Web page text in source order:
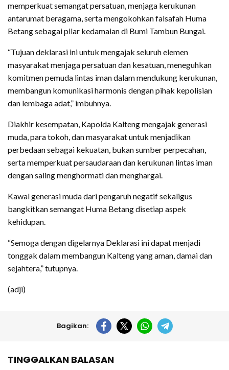
memperkuat semangat persatuan, menjaga kerukunan
antarumat beragama, serta mengokohkan falsafah Huma
Betang sebagai pilar kedamaian di Bumi Tambun Bungai.
“Tujuan deklarasi ini untuk mengajak seluruh elemen
masyarakat menjaga persatuan dan kesatuan, meneguhkan
komitmen pemuda lintas iman dalam mendukung kerukunan,
membangun komunikasi harmonis dengan pihak kepolisian
dan lembaga adat,” imbuhnya.
Diakhir kesempatan, Kapolda Kalteng mengajak generasi
muda, para tokoh, dan masyarakat untuk menjadikan
perbedaan sebagai kekuatan, bukan sumber perpecahan,
serta memperkuat persaudaraan dan kerukunan lintas iman
dengan saling menghormati dan menghargai.
Kawal generasi muda dari pengaruh negatif sekaligus
bangkitkan semangat Huma Betang disetiap aspek
kehidupan.
“Semoga dengan digelarnya Deklarasi ini dapat menjadi
tonggak dalam membangun Kalteng yang aman, damai dan
sejahtera,” tutupnya.
(adji)
Bagikan:
TINGGALKAN BALASAN